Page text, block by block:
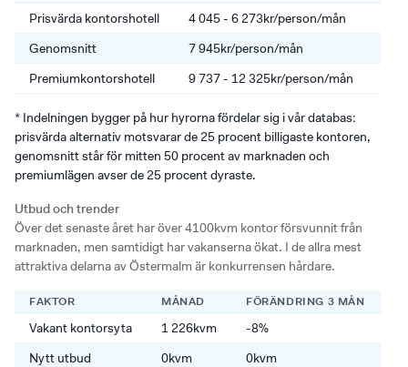
Prisvärda kontorshotell 4 045 - 6 273kr/person/mån
Genomsnitt
7 945kr/person/mån
Premiumkontorshotell
9 737 - 12 325kr/person/mån
* Indelningen bygger på hur hyrorna fördelar sig i vår databas:
prisvärda alternativ motsvarar de 25 procent billigaste kontoren,
genomsnitt står för mitten 50 procent av marknaden och
premiumlägen avser de 25 procent dyraste.
Utbud och trender
Över det senaste året har över 4100kvm kontor försvunnit från
marknaden, men samtidigt har vakanserna ökat. I de allra mest
attraktiva delarna av Östermalm är konkurrensen hårdare.
FAKTOR MÅNAD FÖRÄNDRING 3 MÅN
Vakant kontorsyta 1 226kvm -8%
Nytt utbud
0kvm 0kvm